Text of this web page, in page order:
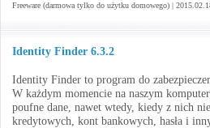
Freeware (darmowa tylko do użytku domowego) |
Identity Finder 6.3.2
Identity Finder to program do
W każdym momencie na naszym
poufne dane, nawet wtedy, kiedy z nich
kredytowych, kont bankowych, hasła i